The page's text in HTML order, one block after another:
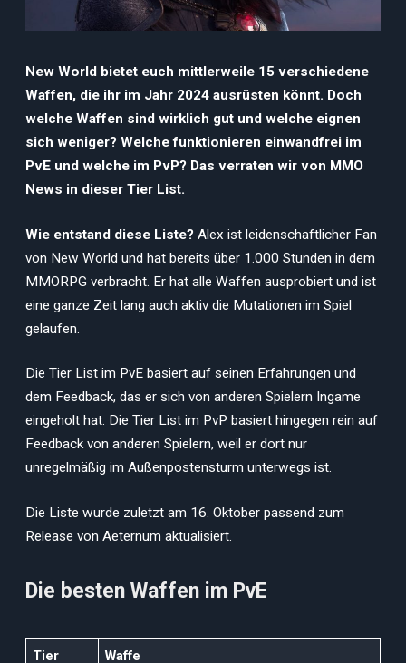
New World bietet euch mittlerweile 15 verschiedene
Waffen, die ihr im Jahr 2024 ausrüsten könnt. Doch
welche Waffen sind wirklich gut und welche eignen
sich weniger? Welche funktionieren einwandfrei im
PvE und welche im PvP? Das verraten wir von MMO
News in dieser Tier List.
Wie entstand diese Liste? Alex ist leidenschaftlicher Fan
von New World und hat bereits über 1.000 Stunden in dem
MMORPG verbracht. Er hat alle Waffen ausprobiert und ist
eine ganze Zeit lang auch aktiv die Mutationen im Spiel
gelaufen.
Die Tier List im PvE basiert auf seinen Erfahrungen und
dem Feedback, das er sich von anderen Spielern Ingame
eingeholt hat. Die Tier List im PvP basiert hingegen rein auf
Feedback von anderen Spielern, weil er dort nur
unregelmäßig im Außenpostensturm unterwegs ist.
Die Liste wurde zuletzt am 16. Oktober passend zum
Release von Aeternum aktualisiert.
Die besten Waffen im PvE
Tier Waffe